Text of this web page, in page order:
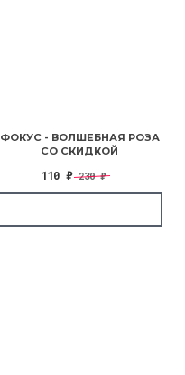
ФОКУС - ВОЛШЕБНАЯ РОЗА
СО СКИДКОЙ
110 ₽ 230₽